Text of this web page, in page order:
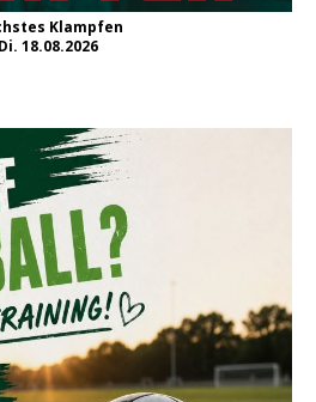
Klampfen
Di. 18.08.2026